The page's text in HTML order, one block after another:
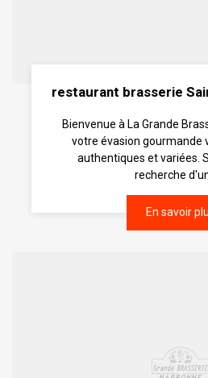
restaurant brasserie
Bienvenue à La Grande
votre évasion gourmande
authentiques et variées.
recherche
En savoir